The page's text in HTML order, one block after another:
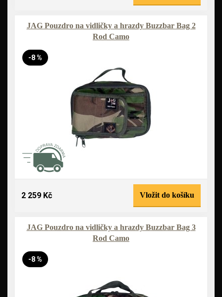
JAG Pouzdro na vidličky a hrazdy Buzzbar Bag 2
Rod Camo
-8 %
2 259 Kč Vložit do košíku
JAG Pouzdro na vidličky a hrazdy Buzzbar Bag 3
Rod Camo
-8 %